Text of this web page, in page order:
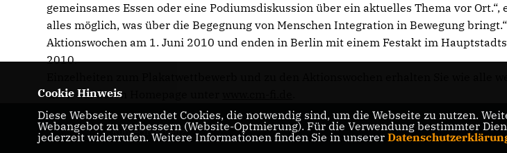
gemeinsames Essen oder eine Podiumsdiskussion über ein aktuelles Thema vor
alles möglich, was über die Begegnung von Menschen Integration in Bewegung
Aktionswochen am 1. Juni 2010 und enden in Berlin mit einem Festakt im
2010.
cm-fi auf deren Homepage unter
Ruprecht Polenz
Cookie Hinweis
Diese Webseite verwendet Cookies, die notwendig sind, um die Webseite zu nutzen.
Webangebot zu verbessern (Website-Optmierung). Für die Verwendung bestimmter
jederzeit widerrufen. Weitere Informationen finden Sie in unserer